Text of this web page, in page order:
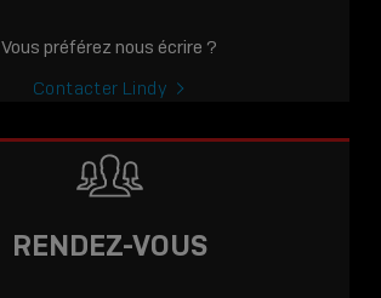
Vous préférez nous écrire ?
Contacter Lindy
RENDEZ-VOUS